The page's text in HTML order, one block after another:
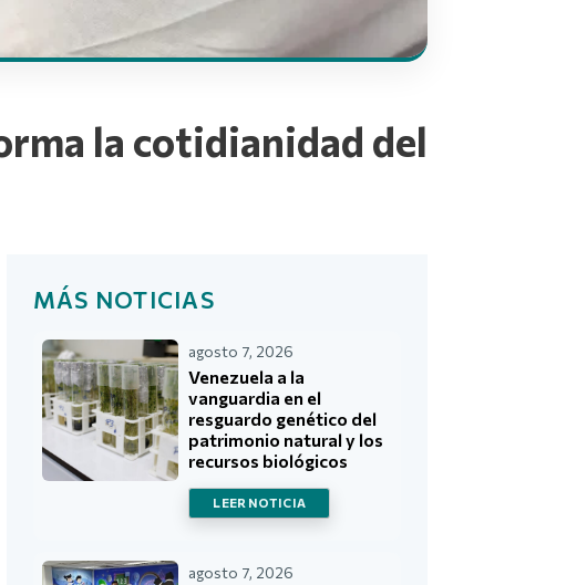
la cotidianidad del
MÁS NOTICIAS
agosto 7, 2026
Venezuela a la
vanguardia en el
resguardo genético del
patrimonio natural y los
recursos biológicos
LEER NOTICIA
agosto 7, 2026